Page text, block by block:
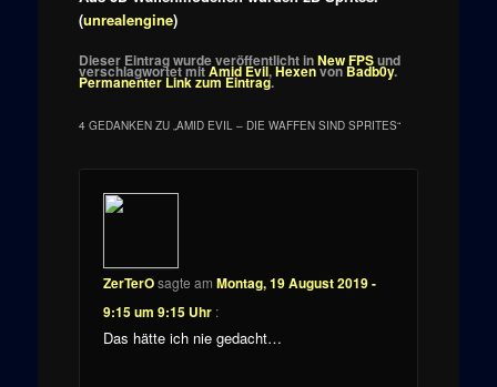
(unrealengine)
Dieser Eintrag wurde veröffentlicht inNew FPSund
verschlagwortet mitAmid Evil,HexenvonBadb0y.
Permanenter Link zum Eintrag.
4 GEDANKEN ZU „AMID EVIL – DIE WAFFEN SIND SPRITES“
ZerTerOsagte am Montag, 19 August 2019 -
9:15 um 9:15 Uhr :
Das hätte ich nie gedacht…